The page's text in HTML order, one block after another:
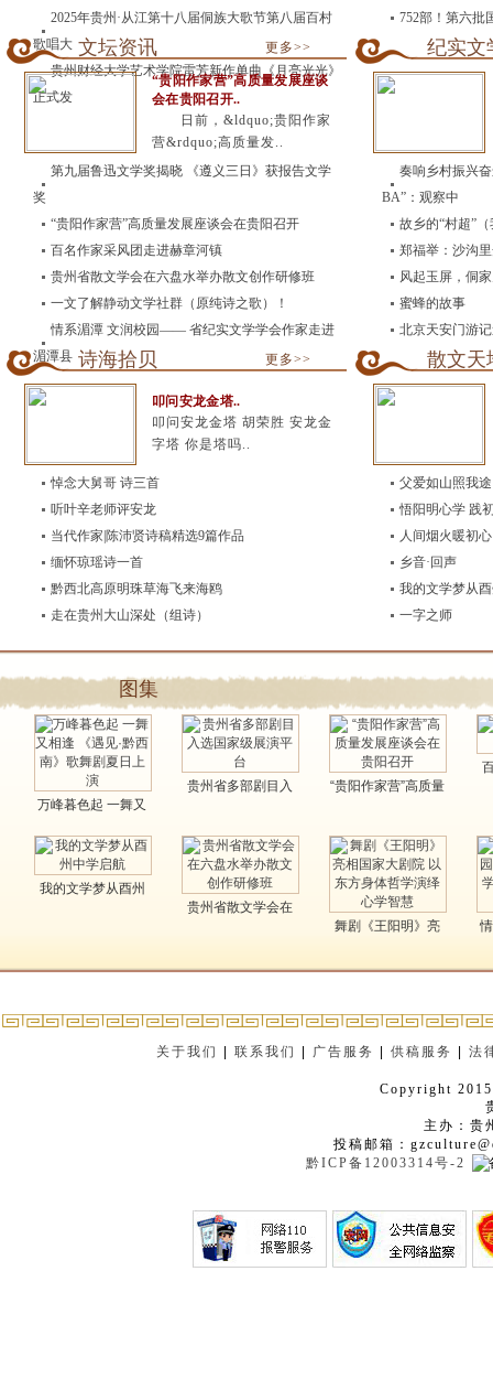
2025年贵州·从江第十八届侗族大歌节第八届百村
歌唱大
贵州财经大学艺术学院雷芳新作单曲《月亮光光》
正式发
752部！第六批
文坛资讯 更多>>
“贵阳作家营”高质量发展座谈
会在贵阳召开..
日前，&ldquo;贵阳作家
营&rdquo;高质量发..
第九届鲁迅文学奖揭晓 《遵义三日》获报告文学
奖
“贵阳作家营”高质量发展座谈会在贵阳召开
百名作家采风团走进赫章河镇
贵州省散文学会在六盘水举办散文创作研修班
一文了解静动文学社群（原纯诗之歌）！
情系湄潭 文润校园—— 省纪实文学学会作家走进
湄潭县
纪实文
奏响乡村振兴
BA”：观察中
故乡的“村超”
郑福举：沙沟
风起玉屏，侗
蜜蜂的故事
北京天安门游
诗海拾贝 更多>>
叩问安龙金塔..
叩问安龙金塔 胡荣胜 安龙金
字塔 你是塔吗..
悼念大舅哥 诗三首
听叶辛老师评安龙
当代作家|陈沛贤诗稿精选9篇作品
缅怀琼瑶诗一首
黔西北高原明珠草海飞来海鸥
走在贵州大山深处（组诗）
散文天
父爱如山照我途
悟阳明心学 践
人间烟火暖初心
乡音·回声
我的文学梦从
一字之师
图集
万峰暮色起 一舞又
贵州省多部剧目入
“贵阳作家营”高质量
我的文学梦从酉州
贵州省散文学会在
舞剧《王阳明》亮
关于我们 |联系我们 广告服务 |供稿服务 |法
Copyright
主办：贵
投稿邮箱：
黔ICP备12003314号-2